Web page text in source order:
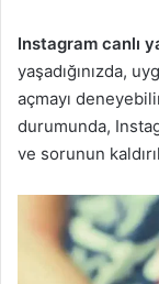
Instagram canlı
yaşadığınızda,
açmayı
durumunda,
ve sorunun